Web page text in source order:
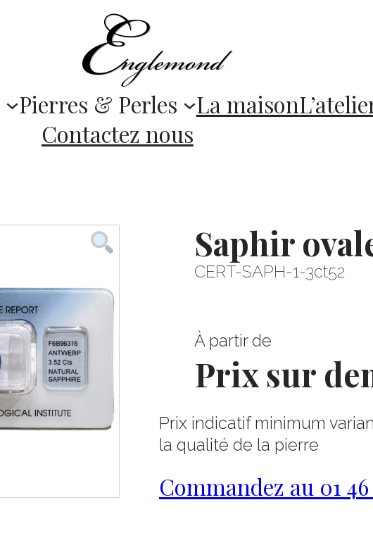
Pierres & Perles La maison
Contactez nous
Saphir
CERT-SAPH-1-3ct52
À partir de
Prix sur
Prix indicatif minimum
la qualité de la pierre
Commandez au 01 46